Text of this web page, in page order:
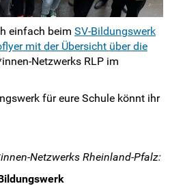
einfach beim SV-Bildungswerk
mit der Übersicht über die
Netzwerks RLP im
für eure Schule könnt ihr
Netzwerks Rheinland-Pfalz: